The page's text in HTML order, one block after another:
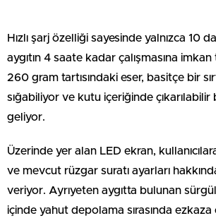
Hızlı şarj özelliği sayesinde yalnızca 10
aygıtın 4 saate kadar çalışmasına imkan
260 gram tartısındaki eser, basitçe bir
sığabiliyor ve kutu içeriğinde çıkarılabilir
geliyor.
Üzerinde yer alan LED ekran,
ve mevcut rüzgar suratı ayarları
veriyor. Ayrıyeten aygıtta bulunan
içinde yahut depolama sırasında ezkaza